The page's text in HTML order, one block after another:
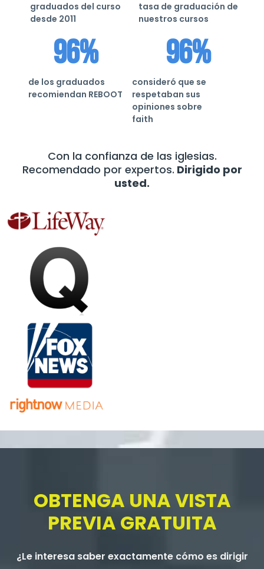
graduados del curso
desde 2011
tasa de graduación de
nuestros cursos
96%
de los graduados
recomiendan REBOOT
96%
consideró que se
respetaban sus
opiniones sobre
faith
Con la confianza de las iglesias.
Recomendado por expertos. Dirigido por
usted.
OBTENGA UNA VISTA
PREVIA GRATUITA
¿Le interesa saber exactamente cómo es dirigir